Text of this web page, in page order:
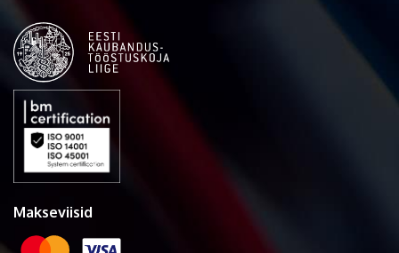
Makseviisid